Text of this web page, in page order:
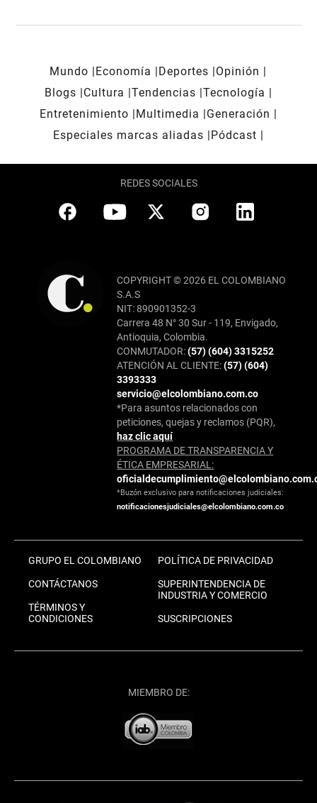
Mundo Economía Deportes
Opinión
Blogs
Cultura Tendencias Tecnología
Entretenimiento
Multimedia
Generación
Especiales marcas aliadas
Pódcast
REDES SOCIALES
COPYRIGHT © 2026 EL COLOMBIANO
S.A.S
NIT: 890901352-3
Carrera 48 N° 30 Sur - 119, Envigado,
Antioquia, Colombia.
CONMUTADOR:(57) (604) 3315252
ATENCIÓN AL CLIENTE:(57) (604)
3393333
servicio@elcolombiano.com.co
*Para asuntos relacionados con
peticiones, quejas y reclamos (PQR),
haz clic aquí
PROGRAMA DE TRANSPARENCIA Y
ÉTICA EMPRESARIAL:
*Buzón exclusivo para notificaciones judiciales:
notificacionesjudiciales@elcolombiano.com.co
GRUPO EL COLOMBIANO
CONTÁCTANOS
TÉRMINOS Y
CONDICIONES
POLÍTICA DE PRIVACIDAD
SUPERINTENDENCIA DE
INDUSTRIA Y COMERCIO
SUSCRIPCIONES
MIEMBRO DE: